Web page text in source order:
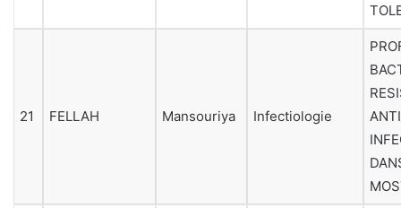
21 FELLAH Mansouriya Infectiologie